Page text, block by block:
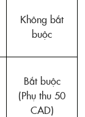
Không bắt
buộc
Bắt buộc
(Phụ thu 50
CAD)